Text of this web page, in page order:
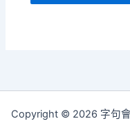
Copyright © 2026 字句